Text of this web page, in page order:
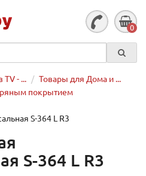
0
TV - ...
Товары для Дома и ...
покрытием
S-364 L R3
S-364 L R3